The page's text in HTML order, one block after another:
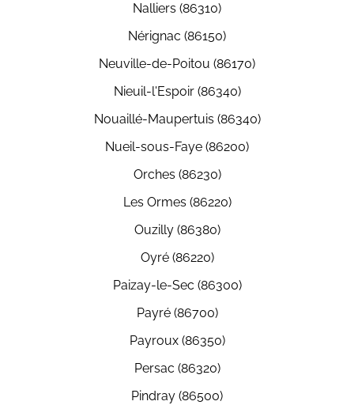
Nalliers (86310)
Nérignac (86150)
Neuville-de-Poitou (86170)
Nieuil-l'Espoir (86340)
Nouaillé-Maupertuis (86340)
Nueil-sous-Faye (86200)
Orches (86230)
Les Ormes (86220)
Ouzilly (86380)
Oyré (86220)
Paizay-le-Sec (86300)
Payré (86700)
Payroux (86350)
Persac (86320)
Pindray (86500)